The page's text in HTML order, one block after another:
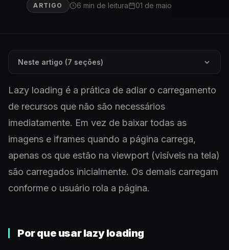
ARTIGO 6 min de leitura 01 de maio de 2026
Neste artigo (7 seções)
Lazy loading é a prática de adiar o carregamento
de recursos que não são necessários
imediatamente. Em vez de baixar todas as
imagens e iframes quando a página carrega,
apenas os que estão na viewport (visíveis na tela)
são carregados inicialmente. Os demais carregam
conforme o usuário rola a página.
Por que usar lazy loading